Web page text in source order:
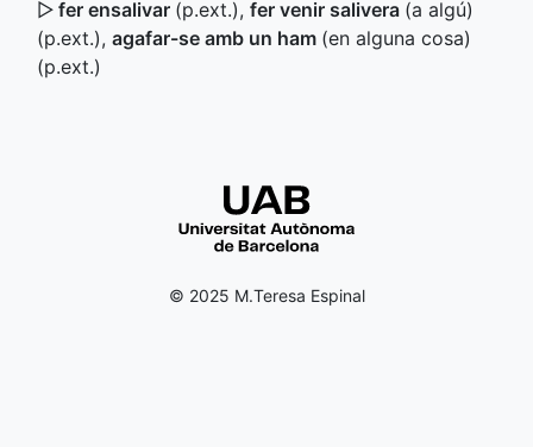
▷ fer ensalivar (p.ext.), fer venir salivera (a algú)
(p.ext.), agafar-se amb un ham (en alguna cosa)
(p.ext.)
© 2025 M.Teresa Espinal